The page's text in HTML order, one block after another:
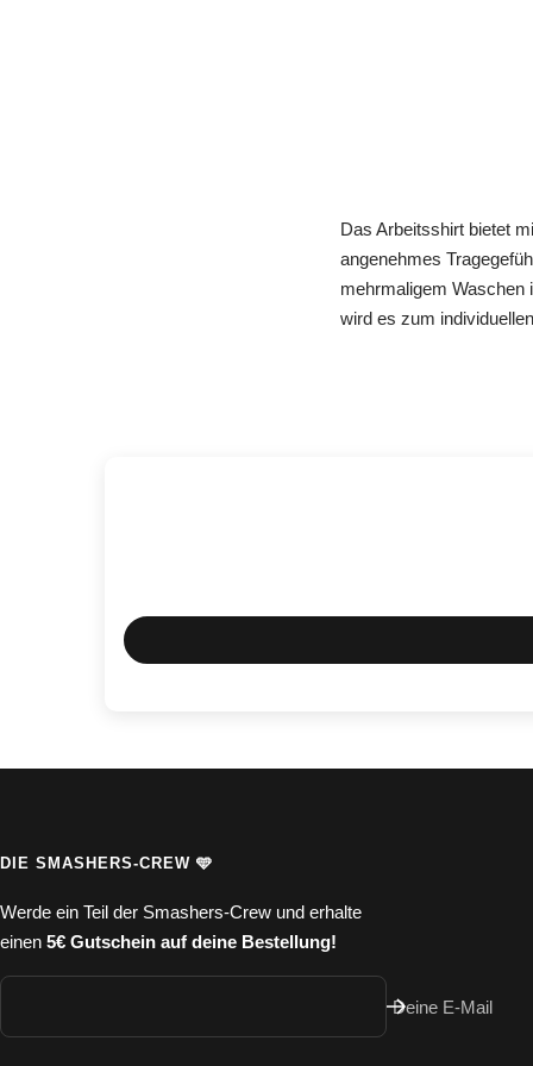
Das Arbeitsshirt bietet
angenehmes
mehrmaligem Waschen
wird es zum
DIE SMASHERS-CREW 🩵
Werde ein Teil der Smashers-Crew und erhalte
einen 5€ Gutschein auf deine Bestellung!
Deine E-Mail